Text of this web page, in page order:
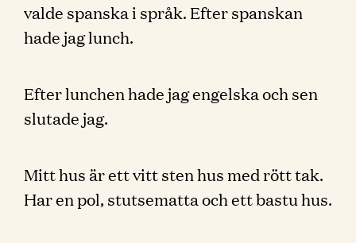
valde spanska i språk. Efter spanskan
hade jag lunch.
Efter lunchen hade jag engelska och sen
slutade jag.
Mitt hus är ett vitt sten hus med rött tak.
Har en pol, stutsematta och ett bastu hus.